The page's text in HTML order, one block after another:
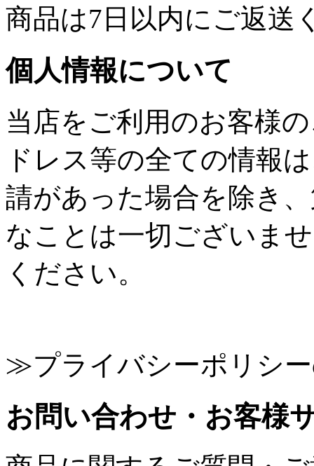
商品は7日以内にご返送
個人情報について
当店をご利用のお客様
ドレス等の全ての情報
請があった場合を除き
なことは一切ございま
ください。
≫プライバシーポリシ
お問い合わせ・お客様